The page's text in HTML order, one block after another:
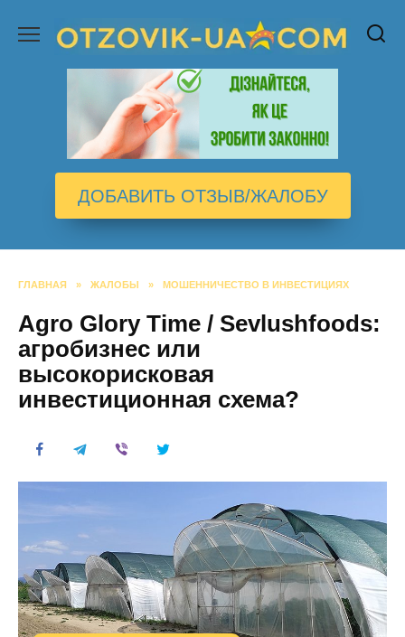
содержанию
ДОБАВИТЬ ОТЗЫВ/ЖАЛОБУ
ГЛАВНАЯ » ЖАЛОБЫ » МОШЕННИЧЕСТВО В ИНВЕСТИЦИЯХ
Agro Glory Time / Sevlushfoods:
агробизнес или
высокорисковая
инвестиционная схема?